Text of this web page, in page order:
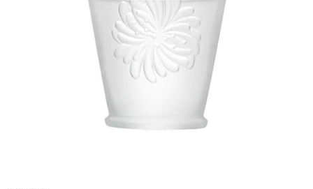
https://aftee.tw/terms/#terms3
３．未成年的使用者請事先徵得法定代理人或監護人之同意方可使用
「AFTEE先享後付」，若未經同意申辦者引起之損失，本公司不負相關責
４．使用「AFTEE先享後付」時，將依據個別帳號之用戶狀況，依本公司即
時審查核予不同之上限額度；若仍有額度不足之情形，本公司將視審查結果
請求用戶進行身份認證。
５．嚴禁一人註冊多個帳號或使用他人資訊註冊。若發現惡意使用之情形，
恩沛科技股份有限公司將有權停止該用戶之使用額度並採取法律行動。